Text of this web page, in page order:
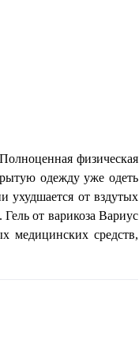
физическая
одежду уже одеть
ухудшается от вздутых
от варикоза Вариус
медицинских средств,